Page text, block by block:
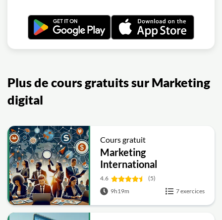
Plus de cours gratuits sur Marketing
digital
Cours gratuit
Marketing
International
4.6
(5)
9h19m
7 exercices